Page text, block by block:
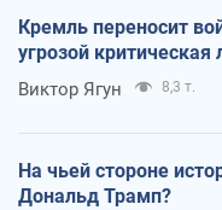
Кремль переносит
угрозой критическая
Виктор Ягун 8,3 т.
На чьей стороне
Дональд Трамп?